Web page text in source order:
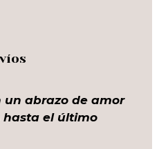
un abrazo de amor
hasta el último